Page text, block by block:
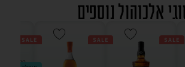
אלכוהול נוספים
SALE
SALE
SALE